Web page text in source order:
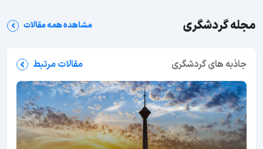
مجله گردشگری مشاهده همه مقالات
جاذبه های گردشگری مقالات مرتبط